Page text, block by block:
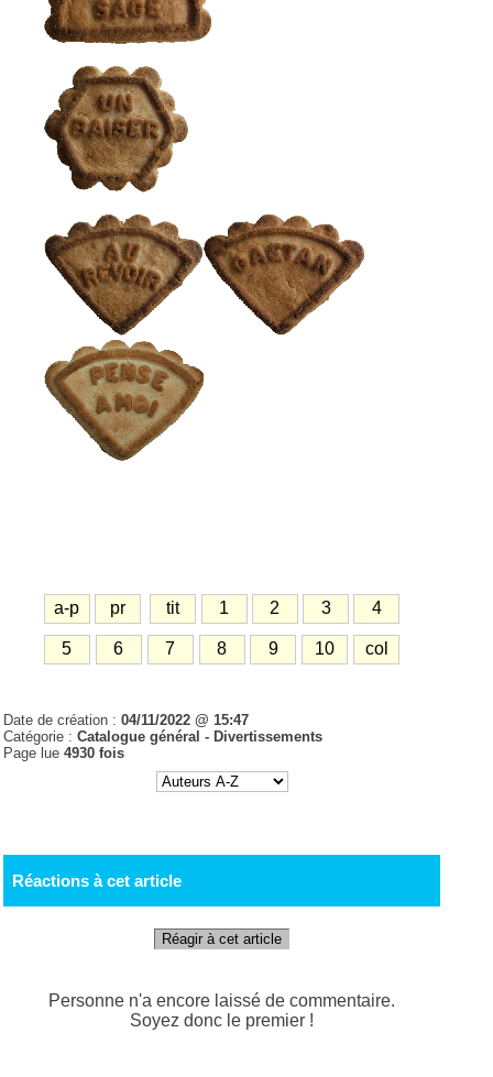
a-p pr tit 1 2 3 4
5 6 7 8 9 10 col
Date de création :04/11/2022 @ 15:47
Catégorie :Catalogue général - Divertissements
Page lue4930 fois
Réactions à cet article
Réagir à cet article
Personne n'a encore laissé de commentaire.
Soyez donc le premier !